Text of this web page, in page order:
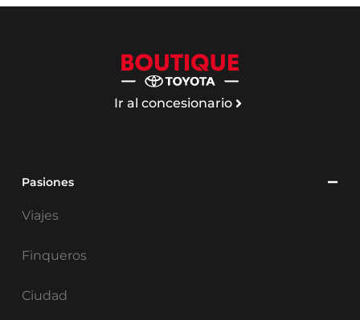
Ir al concesionario
Pasiones
Viajes
Finqueros
Ciudad